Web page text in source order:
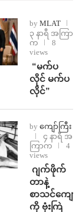
by MLAT
၃ နာရီ အကြာ
က
8
views
⁨ ⁨“မက်ပ
လိုင် မက်ပ
လိုင်”
by ကျော်ကြီး
၄ နာရီ အ
ကြာက
4
views
⁨⁩ ⁨ဂျက်ဖိုက်
တာနဲ့
စာသင်ကျော
ကို ဗုံးကြဲ